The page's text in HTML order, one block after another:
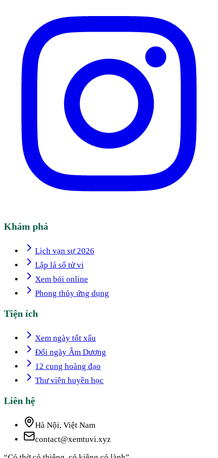
Khám phá
Lịch vạn sự 2026
Lập lá số tử vi
Xem bói online
Phong thủy ứng dụng
Tiện ích
Xem ngày tốt xấu
Đổi ngày Âm Dương
12 cung hoàng đạo
Thư viện huyền học
Liên hệ
Hà Nội, Việt Nam
contact@xemtuvi.xyz